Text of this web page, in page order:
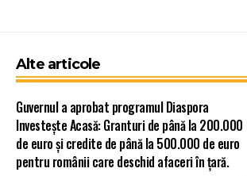
Alte articole
Guvernul a aprobat programul Diaspora
Investește Acasă: Granturi de până la 200.000
de euro și credite de până la 500.000 de euro
pentru românii care deschid afaceri în țară.